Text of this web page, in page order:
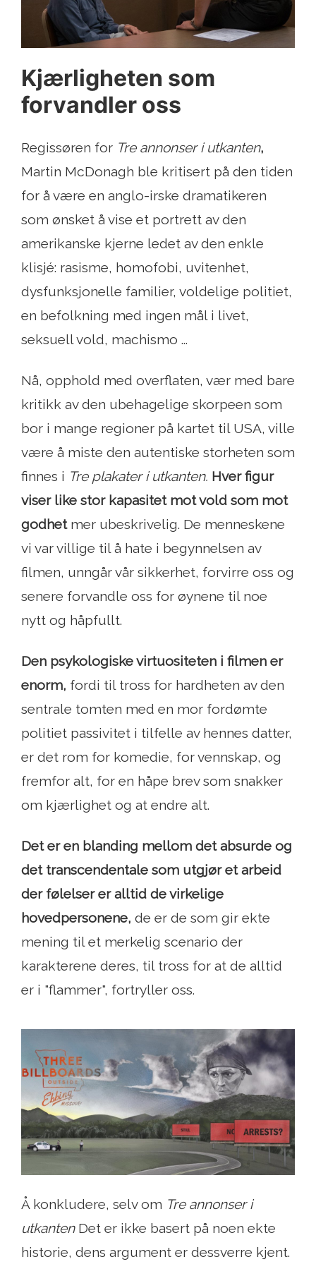
Kjærligheten som
forvandler oss
Regissøren for Tre annonser i utkanten,
Martin McDonagh ble kritisert på den tiden
for å være en anglo-irske dramatikeren
som ønsket å vise et portrett av den
amerikanske kjerne ledet av den enkle
klisjé: rasisme, homofobi, uvitenhet,
dysfunksjonelle familier, voldelige politiet,
en befolkning med ingen mål i livet,
seksuell vold, machismo ...
Nå, opphold med overflaten, vær med bare
kritikk av den ubehagelige skorpeen som
bor i mange regioner på kartet til USA, ville
være å miste den autentiske storheten som
finnes i Tre plakater i utkanten. Hver figur
viser like stor kapasitet mot vold som mot
godhet mer ubeskrivelig. De menneskene
vi var villige til å hate i begynnelsen av
filmen, unngår vår sikkerhet, forvirre oss og
senere forvandle oss for øynene til noe
nytt og håpfullt.
Den psykologiske virtuositeten i filmen er
enorm, fordi til tross for hardheten av den
sentrale tomten med en mor fordømte
politiet passivitet i tilfelle av hennes datter,
er det rom for komedie, for vennskap, og
fremfor alt, for en håpe brev som snakker
om kjærlighet og at endre alt.
Det er en blanding mellom det absurde og
det transcendentale som utgjør et arbeid
der følelser er alltid de virkelige
hovedpersonene, de er de som gir ekte
mening til et merkelig scenario der
karakterene deres, til tross for at de alltid
er i "flammer", fortryller oss.
Å konkludere, selv om Tre annonser i
utkantenDet er ikke basert på noen ekte
historie, dens argument er dessverre kjent.